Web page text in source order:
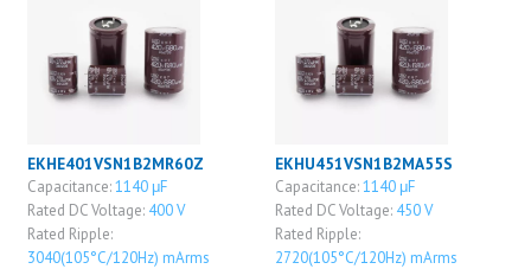
EKHE401VSN1B2MR60Z
Capacitance:1140 μF
Rated DC Voltage: 400 V
Rated Ripple:
3040(105°C/120Hz) mArms
EKHU451VSN1B2MA55S
Capacitance:1140 μF
Rated DC Voltage: 450 V
Rated Ripple:
2720(105°C/120Hz) mArms